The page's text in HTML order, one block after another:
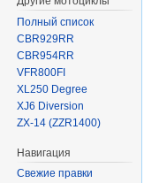
Полный список
CBR929RR
CBR954RR
VFR800FI
XL250 Degree
XJ6 Diversion
ZX-14 (ZZR1400)
Навигация
Свежие правки